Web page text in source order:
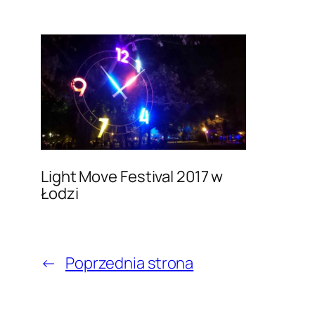
Light Move Festival 2017 w
Łodzi
← Poprzednia strona